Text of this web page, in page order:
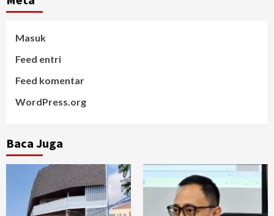
Masuk
Feed entri
Feed komentar
WordPress.org
Baca Juga